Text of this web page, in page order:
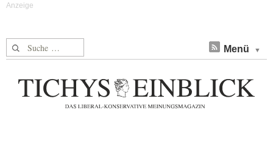
Suche nach: Menü